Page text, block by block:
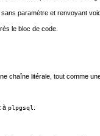
paramètre et renvoyant
le bloc de code.
chaîne litérale, tout comme
à plpgsql